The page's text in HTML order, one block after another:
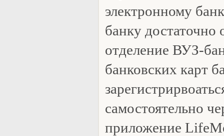
электронному
банку достаточно
отделение ВУЗ-
банковских карт
самостоятельно
приложение